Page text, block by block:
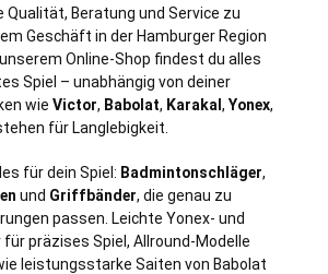
Qualität, Beratung und Service zu
Geschäft in der Hamburger Region
Online-Shop findest du alles
Spiel – unabhängig von deiner
wie Victor, Babolat, Karakal , Yonex,
für Langlebigkeit.
für dein Spiel: Badmintonschläger,
und Griffbänder, die genau zu
passen. Leichte Yonex- und
präzises Spiel, Allround-Modelle
leistungsstarke Saiten von Babolat